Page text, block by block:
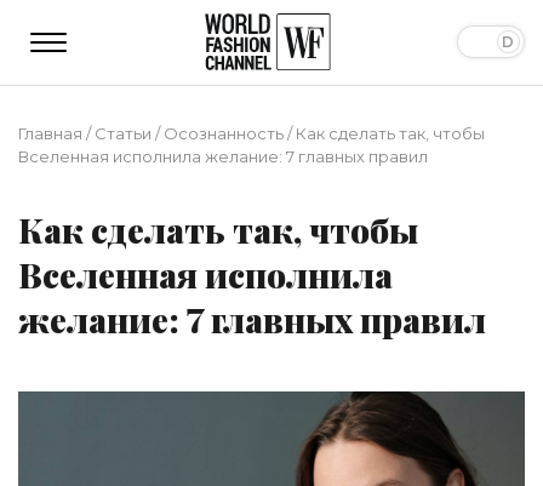
Главная /Статьи /Осознанность/Как сделать так, чтобы
Вселенная исполнила желание: 7 главных правил
Как сделать так, чтобы
Вселенная исполнила
желание: 7 главных правил